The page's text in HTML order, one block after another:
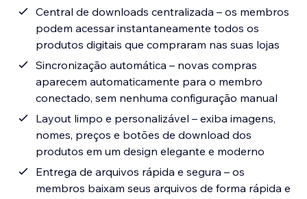
Central de downloads centralizada – os membros
podem acessar instantaneamente todos os
produtos digitais que compraram nas suas lojas
Sincronização automática – novas compras
aparecem automaticamente para o membro
conectado, sem nenhuma configuração manual
Layout limpo e personalizável – exiba imagens,
nomes, preços e botões de download dos
produtos em um design elegante e moderno
Entrega de arquivos rápida e segura – os
membros baixam seus arquivos de forma rápida e